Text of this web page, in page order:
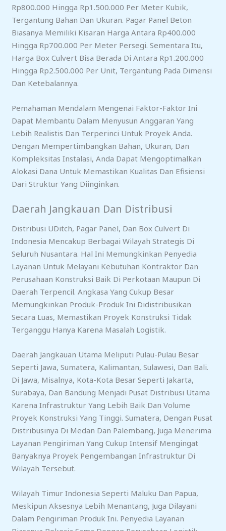
Rp800.000 Hingga Rp1.500.000 Per Meter Kubik,
Tergantung Bahan Dan Ukuran. Pagar Panel Beton
Biasanya Memiliki Kisaran Harga Antara Rp400.000
Hingga Rp700.000 Per Meter Persegi. Sementara Itu,
Harga Box Culvert Bisa Berada Di Antara Rp1.200.000
Hingga Rp2.500.000 Per Unit, Tergantung Pada Dimensi
Dan Ketebalannya.
Pemahaman Mendalam Mengenai Faktor-Faktor Ini
Dapat Membantu Dalam Menyusun Anggaran Yang
Lebih Realistis Dan Terperinci Untuk Proyek Anda.
Dengan Mempertimbangkan Bahan, Ukuran, Dan
Kompleksitas Instalasi, Anda Dapat Mengoptimalkan
Alokasi Dana Untuk Memastikan Kualitas Dan Efisiensi
Dari Struktur Yang Diinginkan.
Daerah Jangkauan Dan Distribusi
Distribusi UDitch, Pagar Panel, Dan Box Culvert Di
Indonesia Mencakup Berbagai Wilayah Strategis Di
Seluruh Nusantara. Hal Ini Memungkinkan Penyedia
Layanan Untuk Melayani Kebutuhan Kontraktor Dan
Perusahaan Konstruksi Baik Di Perkotaan Maupun Di
Daerah Terpencil. Angkasa Yang Cukup Besar
Memungkinkan Produk-Produk Ini Didistribusikan
Secara Luas, Memastikan Proyek Konstruksi Tidak
Terganggu Hanya Karena Masalah Logistik.
Daerah Jangkauan Utama Meliputi Pulau-Pulau Besar
Seperti Jawa, Sumatera, Kalimantan, Sulawesi, Dan Bali.
Di Jawa, Misalnya, Kota-Kota Besar Seperti Jakarta,
Surabaya, Dan Bandung Menjadi Pusat Distribusi Utama
Karena Infrastruktur Yang Lebih Baik Dan Volume
Proyek Konstruksi Yang Tinggi. Sumatera, Dengan Pusat
Distribusinya Di Medan Dan Palembang, Juga Menerima
Layanan Pengiriman Yang Cukup Intensif Mengingat
Banyaknya Proyek Pengembangan Infrastruktur Di
Wilayah Tersebut.
Wilayah Timur Indonesia Seperti Maluku Dan Papua,
Meskipun Aksesnya Lebih Menantang, Juga Dilayani
Dalam Pengiriman Produk Ini. Penyedia Layanan